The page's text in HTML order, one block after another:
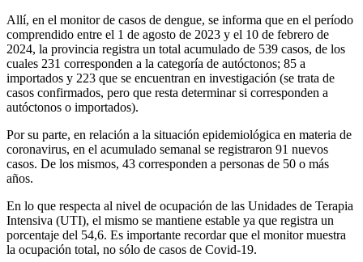
Allí, en el monitor de casos de dengue, se informa que en el período
comprendido entre el 1 de agosto de 2023 y el 10 de febrero de
2024, la provincia registra un total acumulado de 539 casos, de los
cuales 231 corresponden a la categoría de autóctonos; 85 a
importados y 223 que se encuentran en investigación (se trata de
casos confirmados, pero que resta determinar si corresponden a
autóctonos o importados).
Por su parte, en relación a la situación epidemiológica en materia de
coronavirus, en el acumulado semanal se registraron 91 nuevos
casos. De los mismos, 43 corresponden a personas de 50 o más
años.
En lo que respecta al nivel de ocupación de las Unidades de Terapia
Intensiva (UTI), el mismo se mantiene estable ya que registra un
porcentaje del 54,6. Es importante recordar que el monitor muestra
la ocupación total, no sólo de casos de Covid-19.